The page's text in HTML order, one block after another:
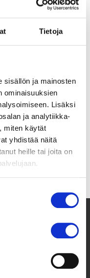
Tietoja
sisällön ja mainosten
ominaisuuksien
Lisäksi
ja analytiikka-
miten käytät
yhdistää näitä
heille tai joita on
strategiansa